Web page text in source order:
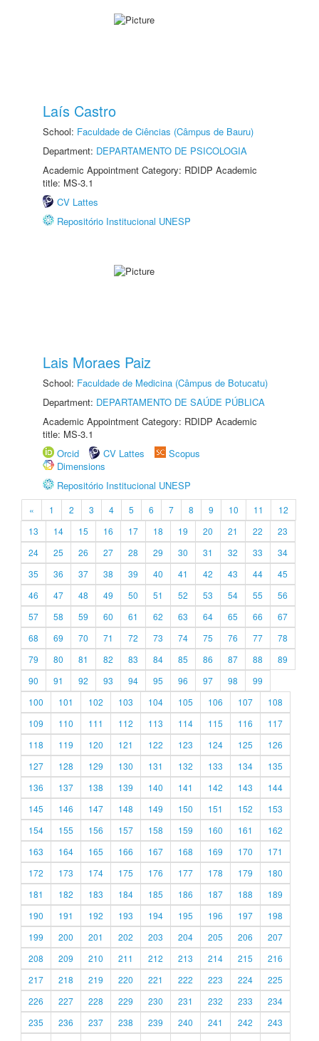
Laís Castro
School: Faculdade de Ciências (Câmpus de Bauru)
Department: DEPARTAMENTO DE PSICOLOGIA
Academic Appointment Category: RDIDP Academic
title: MS-3.1
CV Lattes
Repositório Institucional UNESP
Lais Moraes Paiz
School: Faculdade de Medicina (Câmpus de Botucatu)
Department: DEPARTAMENTO DE SAÚDE PÚBLICA
Academic Appointment Category: RDIDP Academic
title: MS-3.1
Orcid
CV Lattes
Scopus
Dimensions
Repositório Institucional UNESP
« 1 2 3 4 5 6 7 8 9 10 11
12
13
14 15 16 17 18 19 20 21 22
23
24
25 26 27 28 29 30 31 32 33
34
35
36 37 38 39 40 41 42 43 44
45
46
47 48 49 50 51 52 53 54 55
56
57
58 59 60 61 62 63 64 65 66
67
68
69 70 71 72 73 74 75 76 77
78
79
80 81 82 83 84 85 86 87 88
89
90
91 92 93 94 95 96 97 98
99
100
101 102 103 104 105 106 107
108
109
110 111 112 113 114 115 116
117
118
119 120 121 122 123 124 125
126
127
128 129 130 131 132 133 134
135
136
137 138 139 140 141 142 143
144
145
146 147 148 149 150 151 152
153
154
155 156 157 158 159 160 161
162
163
164 165 166 167 168 169 170
171
172
173 174 175 176 177 178 179
180
181
182 183 184 185 186 187 188
189
190
191 192 193 194 195 196 197
198
199
200 201 202 203 204 205 206
207
208
209 210 211 212 213 214 215
216
217
218 219 220 221 222 223 224
225
226
227 228 229 230 231 232 233
234
235
236 237 238 239 240 241 242
243